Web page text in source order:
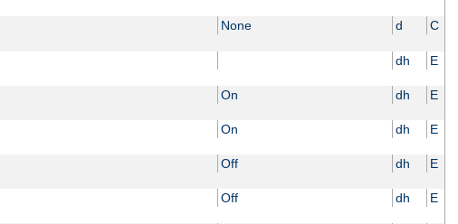
None d C
dh E
On dh E
On dh E
Off dh E
Off dh E